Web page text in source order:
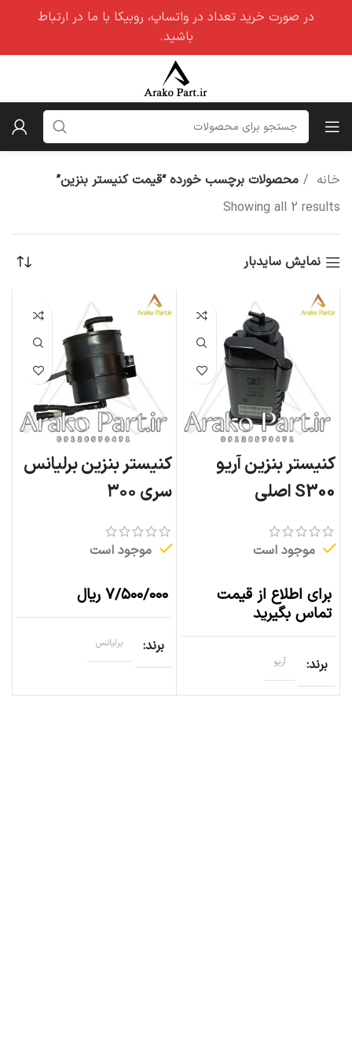
خانه
محصولات برچسب خورده “قیمت کنیستر بنزین”
Showing all 2 results
نمایش سایدبار
کنیستر بنزین آریو
S300 اصلی
موجود است
برای اطلاع از قیمت
تماس بگیرید
برند آریو
کنیستر بنزین برلیانس
سری ۳۰۰
موجود است
۷/۵۰۰/۰۰۰ ریال
برند برلیانس
در صورت خرید تعداد در واتساپ، روبیکا با ما در ارتباط
باشید.